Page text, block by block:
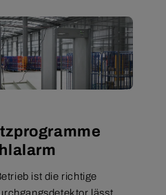
ist die richtige
lässt